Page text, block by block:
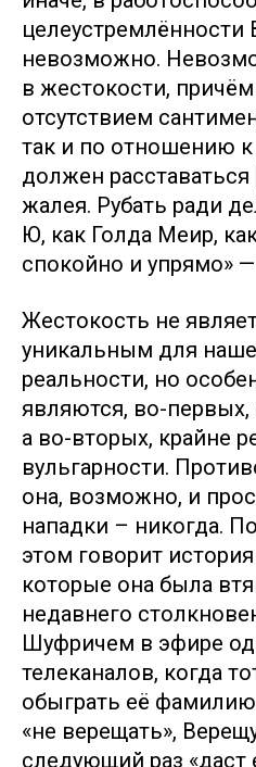
целеустремлённости
невозможно.
в жестокости,
отсутствием
так и по отношению
должен
жалея. Рубать ради
Ю, как Голда Меир,
спокойно и упрямо»
Жестокость не
уникальным для
реальности, но
являются, во-
а во-вторых, крайне
вульгарности.
она, возможно, и
нападки – никогда.
этом говорит
которые она была
недавнего
Шуфричем в эфире
телеканалов, когда
обыграть её
«не верещать»,
следующий раз «даст